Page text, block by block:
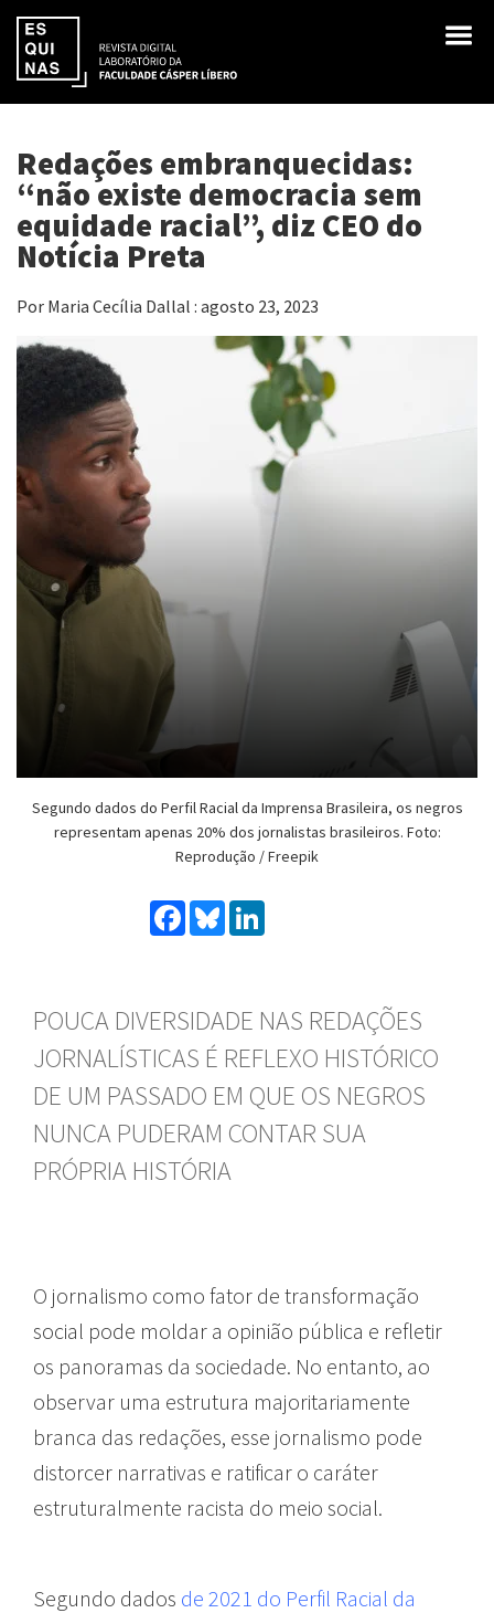
Redações embranquecidas:
“não existe democracia sem
equidade racial”, diz CEO do
Notícia Preta
Por Maria Cecília Dallal : agosto 23, 2023
Segundo dados do Perfil Racial da Imprensa Brasileira, os negros
representam apenas 20% dos jornalistas brasileiros. Foto:
Reprodução / Freepik
Facebook
Bluesky
POUCA DIVERSIDADE NAS REDAÇÕES
JORNALÍSTICAS É REFLEXO HISTÓRICO
DE UM PASSADO EM QUE OS NEGROS
NUNCA PUDERAM CONTAR SUA
PRÓPRIA HISTÓRIA
O jornalismo como fator de transformação
social pode moldar a opinião pública e refletir
os panoramas da sociedade. No entanto, ao
observar uma estrutura majoritariamente
branca das redações, esse jornalismo pode
distorcer narrativas e ratificar o caráter
estruturalmente racista do meio social.
Segundo dados de 2021 do Perfil Racial da